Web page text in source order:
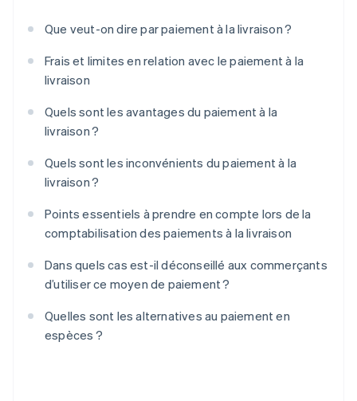
Que veut-on dire par paiement à la livraison ?
Frais et limites en relation avec le paiement à la
livraison
Quels sont les avantages du paiement à la
livraison ?
Quels sont les inconvénients du paiement à la
livraison ?
Points essentiels à prendre en compte lors de la
comptabilisation des paiements à la livraison
Dans quels cas est-il déconseillé aux commerçants
d’utiliser ce moyen de paiement ?
Quelles sont les alternatives au paiement en
espèces ?